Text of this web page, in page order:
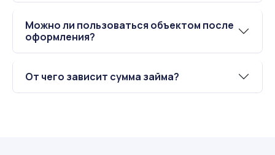
Можно ли пользоваться объектом после
оформления?
От чего зависит сумма займа?